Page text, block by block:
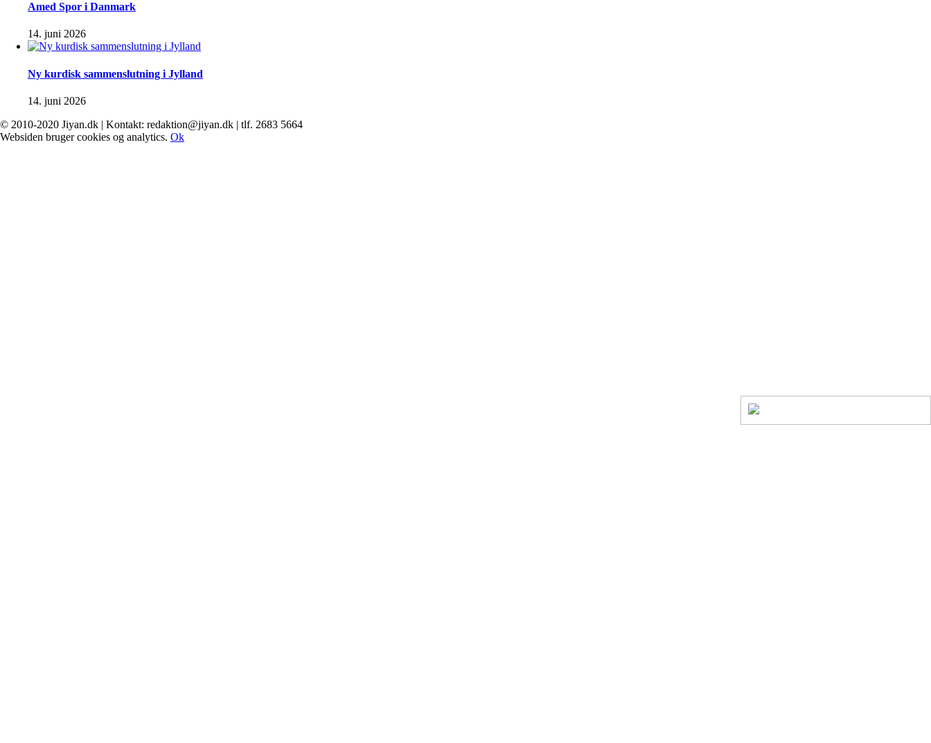
Amed Spor i Danmark
14. juni 2026
Ny kurdisk sammenslutning i Jylland
14. juni 2026
© 2010-2020 Jiyan.dk | Kontakt: redaktion@jiyan.dk | tlf. 2683 5664
facebook
twitter
Websiden bruger cookies og analytics. Ok